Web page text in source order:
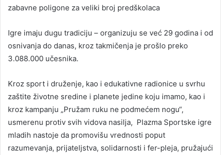
zabavne poligone za veliki broj predškolaca
Igre imaju dugu tradiciju – organizuju se već 29 godina i od
osnivanja do danas, kroz takmičenja je prošlo preko
3.088.000 učesnika.
Kroz sport i druženje, kao i edukativne radionice u svrhu
zaštite životne sredine i planete jedine koju imamo, kao i
kroz kampanju „Pružam ruku ne podmećem nogu“,
usmerenu protiv svih vidova nasilja, Plazma Sportske igre
mladih nastoje da promovišu vrednosti poput
razumevanja, prijateljstva, solidarnosti i fer-pleja, pružajući